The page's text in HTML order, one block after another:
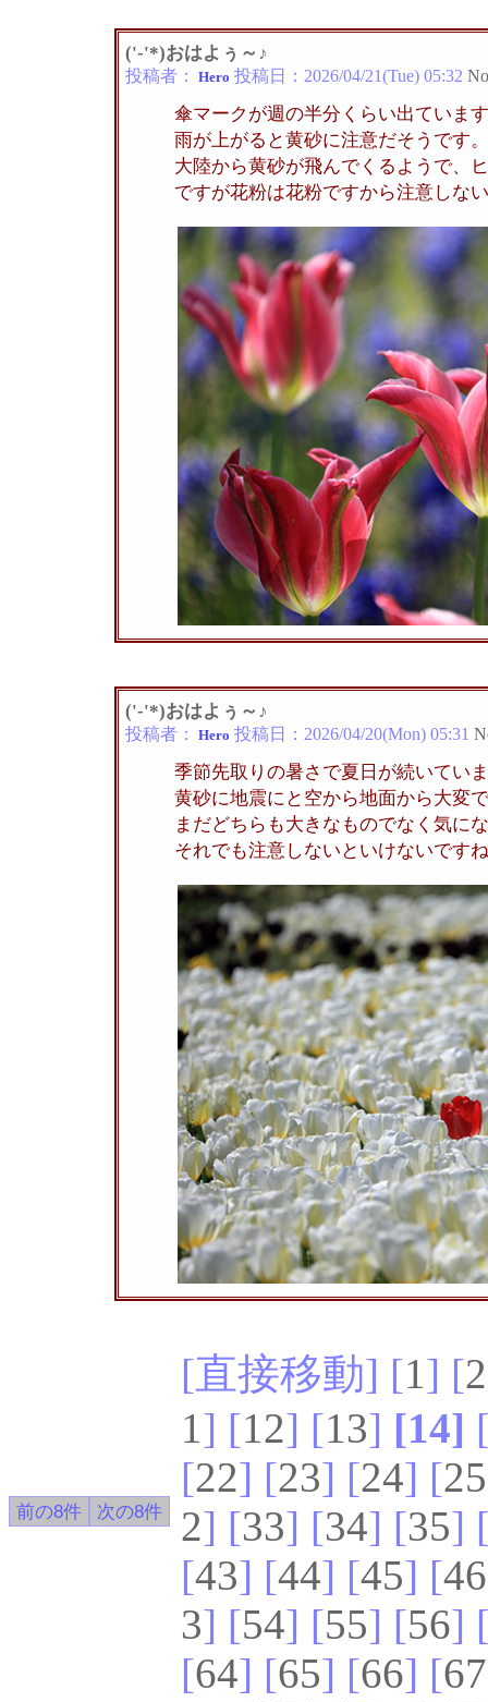
('-'*)おはよぅ～♪
投稿者： Hero 投稿日： 2026/04/21(Tue) 05:32
傘マークが週の半分くらい出ていま
雨が上がると黄砂に注意だそうです。
大陸から黄砂が飛んでくるようで、
ですが花粉は花粉ですから注意しな
('-'*)おはよぅ～♪
投稿者： Hero 投稿日： 2026/04/20(Mon) 05:31
季節先取りの暑さで夏日が続いてい
黄砂に地震にと空から地面から大変
まだどちらも大きなものでなく気に
それでも注意しないといけないです
[直接移動] [1] [2
1] [12] [13] [14]
[22] [23] [24] [25
2] [33] [34] [35]
[43] [44] [45] [46
3] [54] [55] [56]
[64] [65] [66] [67